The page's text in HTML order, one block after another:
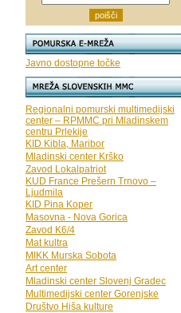
Javno dostopne točke
Regionalni pomurski multimedijski
center – RPMMC pri Mladinskem
centru Prlekije
KID Kibla, Maribor
Mladinski center Krško
Zavod Lokalpatriot
KUD France Prešern Trnovo –
Ljudmila
KID Pina Koper
Masovna - Nova Gorica
Zavod K6/4
Mat kultra
MIKK Murska Sobota
Art center
Mladinski center Slovenj Gradec
Multimedijski center Gorenjske
Društvo Hiša kulture